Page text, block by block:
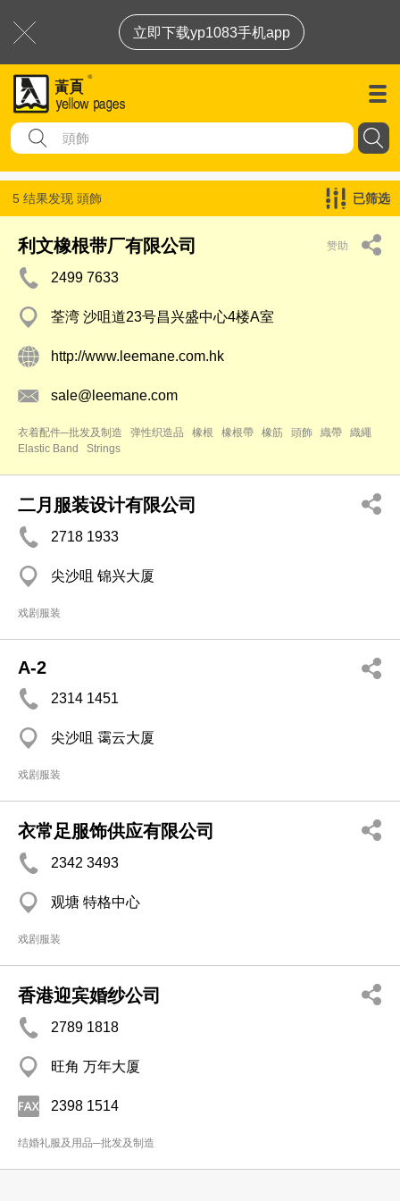
立即下载yp1083手机app
5 结果发现 頭飾 已筛选
利文橡根带厂有限公司 赞助
2499 7633
荃湾 沙咀道23号昌兴盛中心4楼A室
http://www.leemane.com.hk
sale@leemane.com
衣着配件─批发及制造 弹性织造品 橡根 橡根帶 橡筋 頭飾 織帶
織繩
Elastic Band
Strings
二月服装设计有限公司
2718 1933
尖沙咀 锦兴大厦
戏剧服装
A-2
2314 1451
尖沙咀 霭云大厦
戏剧服装
衣常足服饰供应有限公司
2342 3493
观塘 特格中心
戏剧服装
香港迎宾婚纱公司
2789 1818
旺角 万年大厦
2398 1514
结婚礼服及用品─批发及制造